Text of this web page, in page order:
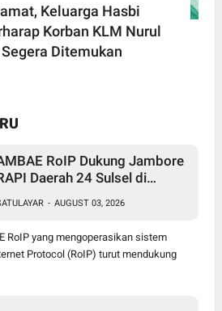
Keluarga Hasbi
Korban KLM Nurul
Ditemukan
RoIP Dukung Jambore
Daerah 24 Sulsel di
- AUGUST 03, 2026
RoIP yang mengoperasikan sistem
Protocol (RoIP) turut mendukung